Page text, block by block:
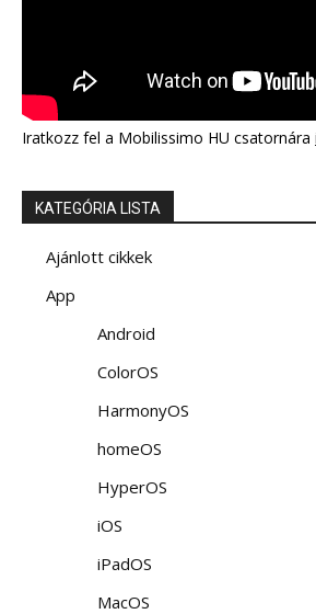
Iratkozz fel a Mobilissimo HU csatornára
KATEGÓRIA LISTA
Ajánlott cikkek
App
Android
ColorOS
HarmonyOS
homeOS
HyperOS
iOS
iPadOS
MacOS